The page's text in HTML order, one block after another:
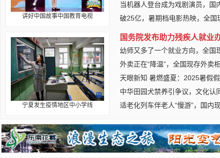
讲好中国故事中国教育电视
宁夏发生疫情地区中小学线
当机器人登台成为戏剧演员，国
破25亿，暑期档电影热映，全国
国务院发布助力残疾人就业
幼师又多了一个就业方向，全国
外卖正在“降温”，全国现存外卖
天眼新知 暑燃盛夏：2025暑假
中华田园犬禁养引争议，文化认
适老化列车伴老人“慢游”，国内